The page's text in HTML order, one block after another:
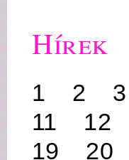
Hírek
1 2 3
11
12
19
20